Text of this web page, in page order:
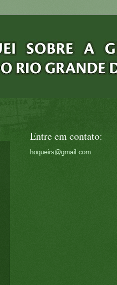
Entre em contato:
hoqueirs@gmail.com